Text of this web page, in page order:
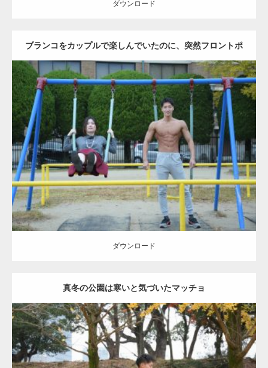
ダウンロード
ブランコをカップルで楽しんでいたのに、突然フロントポ
ーズをするマッチョ
Update: 2021.07.6
Category:公園のマッチョ その他 AKIHITO(細マッチョ) 腹筋 大胸筋
ダウンロード
ダウンロード
真冬の公園は寒いと気づいたマッチョ
Update: 2021.07.8